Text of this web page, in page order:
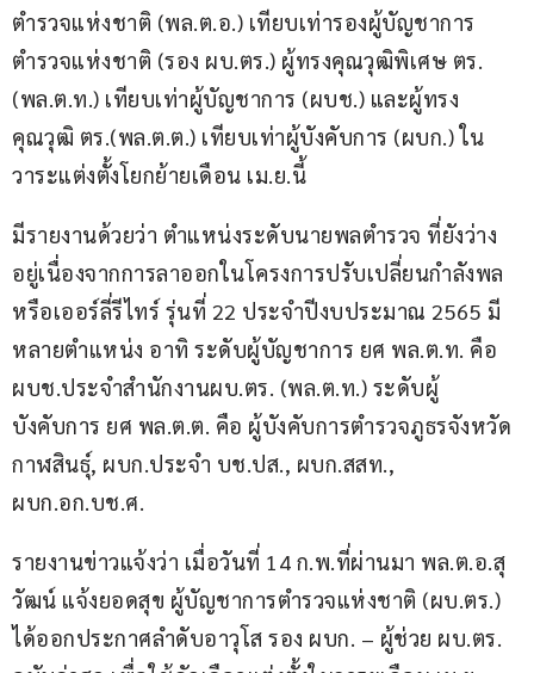
ตำรวจแห่งชาติ (พล.ต.อ.) เทียบเท่ารองผู้บัญชาการ
ตำรวจแห่งชาติ (รอง ผบ.ตร.) ผู้ทรงคุณวุฒิพิเศษ ตร.
(พล.ต.ท.) เทียบเท่าผู้บัญชาการ (ผบช.) และผู้ทรง
คุณวุฒิ ตร.(พล.ต.ต.) เทียบเท่าผู้บังคับการ (ผบก.) ใน
วาระแต่งตั้งโยกย้ายเดือน เม.ย.นี้
มีรายงานด้วยว่า ตำแหน่งระดับนายพลตำรวจ ที่ยังว่าง
อยู่เนื่องจากการลาออกในโครงการปรับเปลี่ยนกำลังพล
หรือเออร์ลี่รีไทร์ รุ่นที่ 22 ประจำปีงบประมาณ 2565 มี
หลายตำแหน่ง อาทิ ระดับผู้บัญชาการ ยศ พล.ต.ท. คือ
ผบช.ประจำสำนักงานผบ.ตร. (พล.ต.ท.) ระดับผู้
บังคับการ ยศ พล.ต.ต. คือ ผู้บังคับการตำรวจภูธรจังหวัด
กาฬสินธุ์, ผบก.ประจำ บช.ปส., ผบก.สสท.,
ผบก.อก.บช.ศ.
รายงานข่าวแจ้งว่า เมื่อวันที่ 14 ก.พ.ที่ผ่านมา พล.ต.อ.สุ
วัฒน์ แจ้งยอดสุข ผู้บัญชาการตำรวจแห่งชาติ (ผบ.ตร.)
ได้ออกประกาศลำดับอาวุโส รอง ผบก. – ผู้ช่วย ผบ.ตร.